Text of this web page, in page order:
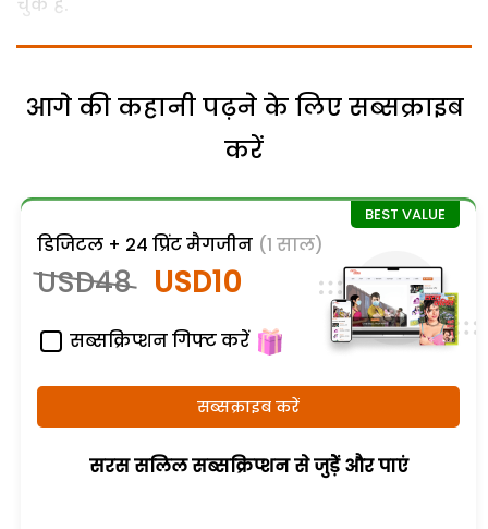
आगे की कहानी पढ़ने के लिए सब्सक्राइब
करें
डिजिटल + 24 प्रिंट मैगजीन (1 साल)
USD48 USD10
सब्सक्रिप्शन गिफ्ट करें
सब्सक्राइब करें
सरस सलिल सब्सक्रिप्शन से जुड़ेें और पाएं